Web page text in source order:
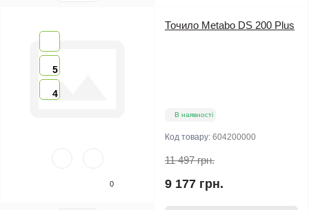
5
4
0
Точило Metabo DS 200 Plus
В наявності
Код товару: 604200000
11 497 грн.
9 177 грн.